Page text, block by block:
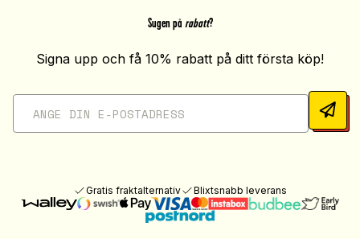
Sugen på rabatt?
Signa upp och få 10% rabatt på ditt första köp!
Gratis fraktalternativ Blixtsnabb leverans